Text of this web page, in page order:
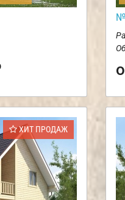
ХИТ ПРОДАЖ